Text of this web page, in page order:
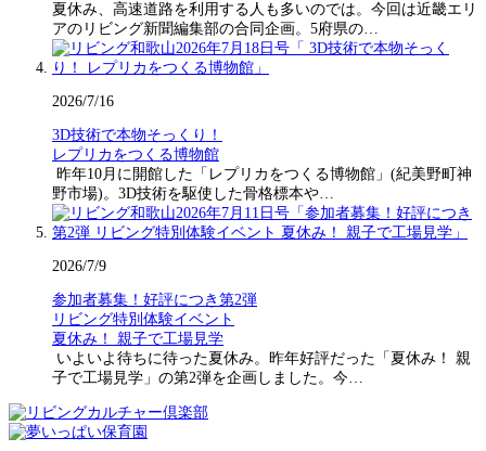
夏休み、高速道路を利用する人も多いのでは。今回は近畿エリ
アのリビング新聞編集部の合同企画。5府県の…
2026/7/16
3D技術で本物そっくり！
レプリカをつくる博物館
昨年10月に開館した「レプリカをつくる博物館」(紀美野町神
野市場)。3D技術を駆使した骨格標本や…
2026/7/9
参加者募集！好評につき第2弾
リビング特別体験イベント
夏休み！ 親子で工場見学
いよいよ待ちに待った夏休み。昨年好評だった「夏休み！ 親
子で工場見学」の第2弾を企画しました。今…